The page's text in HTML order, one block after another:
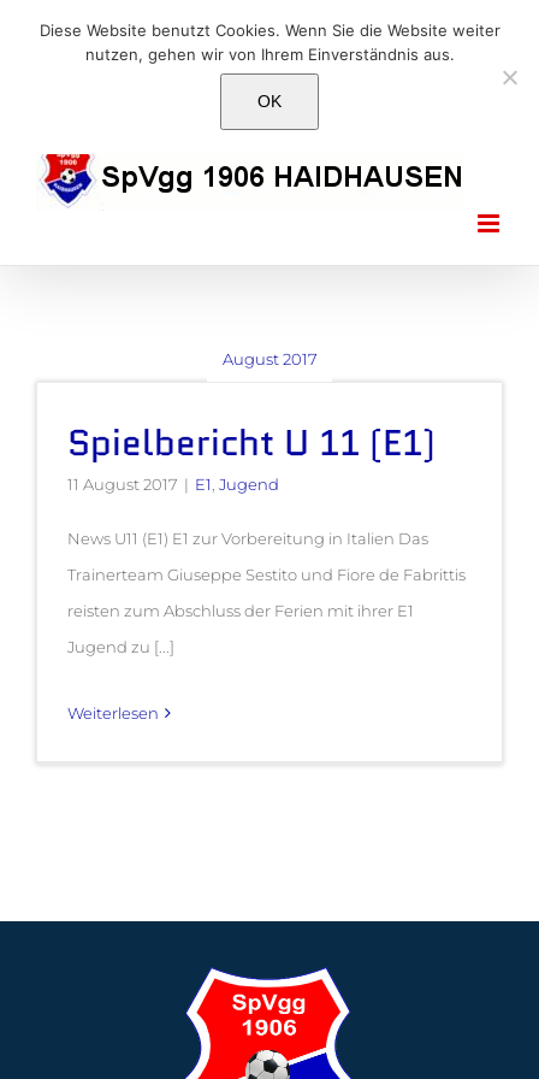
E-Mail: info@1906haidhausen.de
FacebookInstagram
E-
August 2017
Spielbericht U 11 (E1)
11 August 2017 | E1, Jugend
News U11 (E1) E1 zur Vorbereitung in Italien Das
Trainerteam Giuseppe Sestito und Fiore de Fabrittis
reisten zum Abschluss der Ferien mit ihrer E1
Jugend zu [...]
Weiterlesen
Diese Website benutzt Cookies. Wenn Sie die Website weiter
nutzen, gehen wir von Ihrem Einverständnis aus.
OK